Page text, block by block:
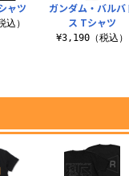
ャツ
）
ガンダム・バルバ
ス Tシャツ
¥3,190（税込）